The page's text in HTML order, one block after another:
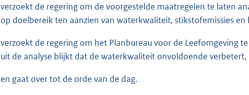
verzoekt de regering om de voorgestelde maatregelen te laten
op doelbereik ten aanzien van waterkwaliteit, stikstofemissies en
verzoekt de regering om het Planbureau voor de Leefomgeving
uit de analyse blijkt dat de waterkwaliteit onvoldoende verbetert,
en gaat over tot de orde van de dag.